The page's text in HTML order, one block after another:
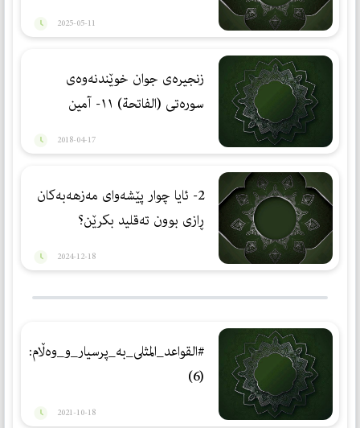
2025-05-11
زنجیره‌ی جوان خوێندنه‌وه‌ی
سوره‌تی (الفاتحة) ١١- آمین
2018-04-17
2- ئایا چوار پێشەوای مەزهەبەكان
ڕازی بوون تەقلید بكرێن؟
2024-12-18
#القواعد_المثلى_بە_پرسیار_و_وەڵام:
(6)
2021-10-18